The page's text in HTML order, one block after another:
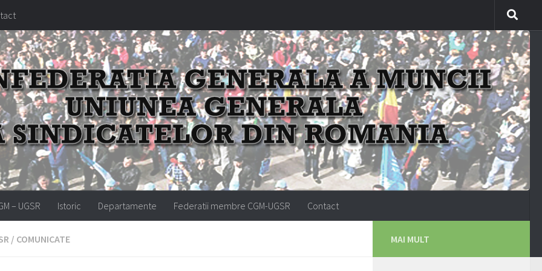
– UGSR Istoric Departamente Federatii membre CGM-UGSR Contact
/ COMUNICATE MAI MULT